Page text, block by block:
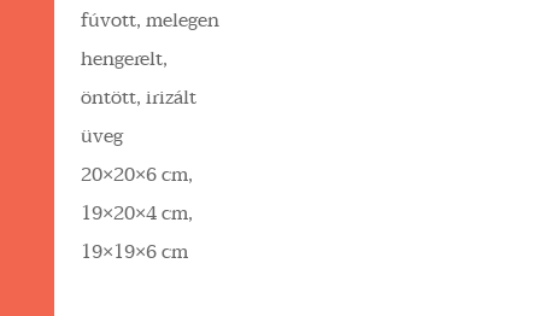
fúvott, melegen
hengerelt,
öntött, irizált
üveg
20×20×6 cm,
19×20×4 cm,
19×19×6 cm